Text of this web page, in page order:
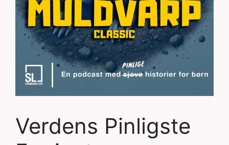
Verdens Pinligste